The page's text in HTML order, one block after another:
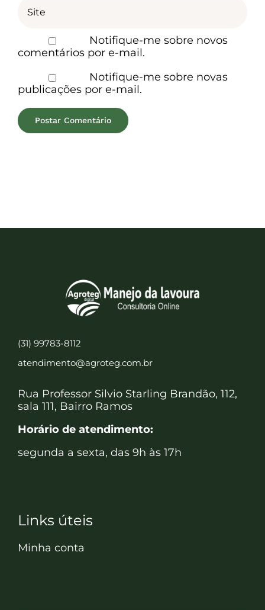
Notifique-me sobre novos
comentários por e-mail.
Notifique-me sobre novas
publicações por e-mail.
(31) 99783-8112
atendimento@agroteg.com.br
Rua Professor Silvio Starling Brandão, 112,
sala 111, Bairro Ramos
Horário de atendimento:
segunda a sexta, das 9h às 17h
Links úteis
Minha conta